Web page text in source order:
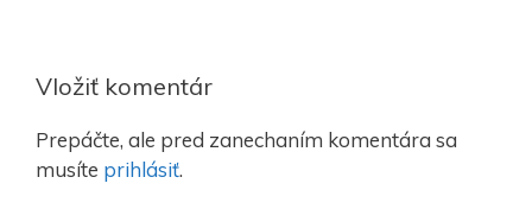
Vložiť komentár
Prepáčte, ale pred zanechaním komentára sa
musíte prihlásiť.